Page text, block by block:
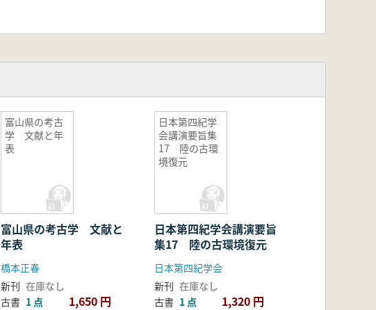
富山県の考古
学 文献と年
表
富山県の考古学 文献と
年表
橋本正春
新刊 在庫なし
古書 1 点 1,650 円
日本第四紀学
会講演要旨集
17 陸の古環
境復元
日本第四紀学会講演要旨
集17 陸の古環境復元
日本第四紀学会
新刊 在庫なし
古書 1 点 1,320 円